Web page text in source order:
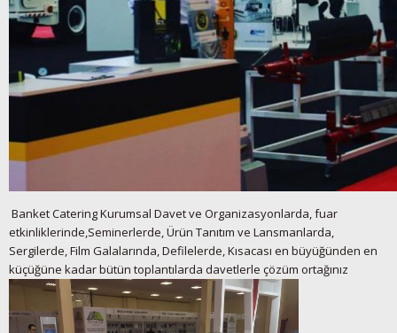
Banket Catering Kurumsal Davet ve Organizasyonlarda, fuar
etkinliklerinde,Seminerlerde, Ürün Tanıtım ve Lansmanlarda,
Sergilerde, Film Galalarında, Defilelerde, Kısacası en büyüğünden en
küçüğüne kadar bütün toplantılarda davetlerle çözüm ortağınız